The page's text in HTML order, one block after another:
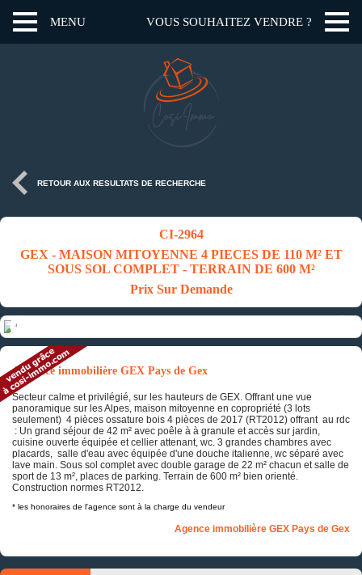
MENU VOUS SOUHAITEZ VENDRE ?
RETOUR AUX RESULTATS DE RECHERCHE
CI-2964
GEX - MAISON MITOYENNE 4 PIECES DE 110 M² ET
SOUS SOL COMPLET - TERRAIN DE 600 M²
Prix Sur Demande
Annonce immobilière GEX Pays de Gex
Secteur calme et privilégié, sur les hauteurs de GEX. Offrant une vue
panoramique sur les Alpes, maison mitoyenne en copropriété (3 lots
seulement) 4 pièces ossature bois 4 pièces de 2017 (RT2012) offrant au rdc
: Un grand séjour de 42 m² avec poêle à à granule et accès sur jardin,
cuisine ouverte équipée et cellier attenant, wc. 3 grandes chambres avec
placards, salle d'eau avec équipée d'une douche italienne, wc séparé avec
lave main. Sous sol complet avec double garage de 22 m² chacun et salle de
sport de 13 m², places de parking. Terrain de 600 m² bien orienté.
Construction normes RT2012.
* les honoraires de l'agence sont à la charge du vendeur
Agence immobilière GEX Pays de Gex